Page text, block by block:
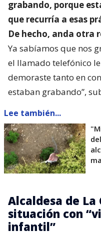
grabando, porque
que recurría a esas
De hecho, anda otra
Ya sabíamos que nos
el llamado telefónico le
demoraste tanto en
estaban grabando”,
Lee también...
Alcaldesa de La
situación con
infantil”